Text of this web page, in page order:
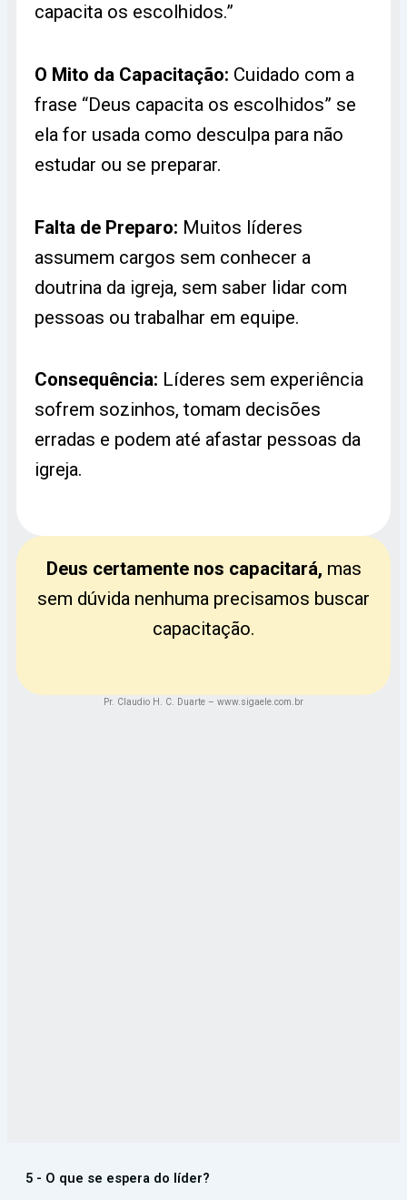
capacita os escolhidos.”
O Mito da Capacitação: Cuidado com a
frase “Deus capacita os escolhidos” se
ela for usada como desculpa para não
estudar ou se preparar.
Falta de Preparo: Muitos líderes
assumem cargos sem conhecer a
doutrina da igreja, sem saber lidar com
pessoas ou trabalhar em equipe.
Consequência: Líderes sem experiência
sofrem sozinhos, tomam decisões
erradas e podem até afastar pessoas da
igreja.
Deus certamente nos capacitará, mas
sem dúvida nenhuma precisamos buscar
capacitação.
Pr. Claudio H. C. Duarte – www.sigaele.com.br
5 - O que se espera do líder?